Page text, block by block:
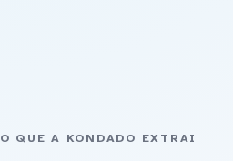
O QUE A KONDADO EXTRAI